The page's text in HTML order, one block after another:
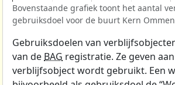
Bovenstaande grafiek toont het aantal
gebruiksdoel voor de buurt Kern
Gebruiksdoelen van
van de BAG registratie. Ze geven
verblijfsobject wordt gebruikt. Een